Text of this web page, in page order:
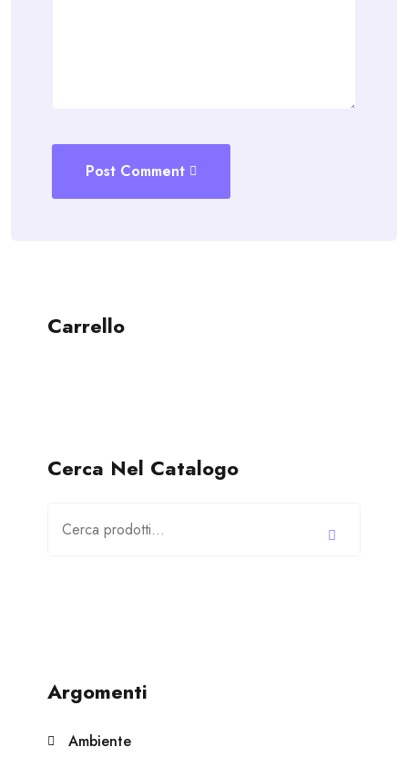
Post Comment
Carrello
Cerca Nel Catalogo
Argomenti
Ambiente